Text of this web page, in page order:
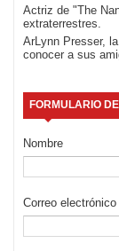
Actriz de "The
extraterrestres.
ArLynn Presser,
conocer a sus
FORMULARIO
Nombre
Correo electrónico